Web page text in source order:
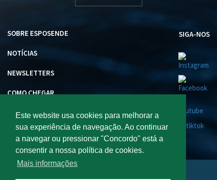
Este website usa cookies para melhorar a
sua experiência de navegação. Ao continuar
a navegar ou pressionar "Concordo" está a
consentir a nossa política de cookies.
Mais informações
SOBRE ESPOSENDE
NOTÍCIAS
NEWSLETTERS
COMO CHEGAR
INVESTIR EM ESPOSENDE
SIGA-NOS